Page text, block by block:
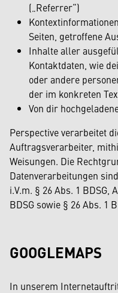
(„Referrer“)
Seiten, getroffene
Inhalte aller
Kontaktdaten, wie
oder andere
der im konkreten
Von dir
Perspective verarbeitet
Auftragsverarbeiter,
Weisungen. Die
Datenverarbeitungen
i.V.m. § 26 Abs. 1 BDSG,
BDSG sowie § 26 Abs. 1
GOOGLEMAPS
In unserem